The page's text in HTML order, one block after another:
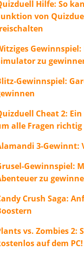
Hilfe: So
von
Gewinnspiel:
zu
Gewinnspiel:
Cheat 2:
alle Fragen
3-Gewinnt:
Gewinnspiel:
zu
Crush Saga:
vs. Zombies 2:
auf dem PC!